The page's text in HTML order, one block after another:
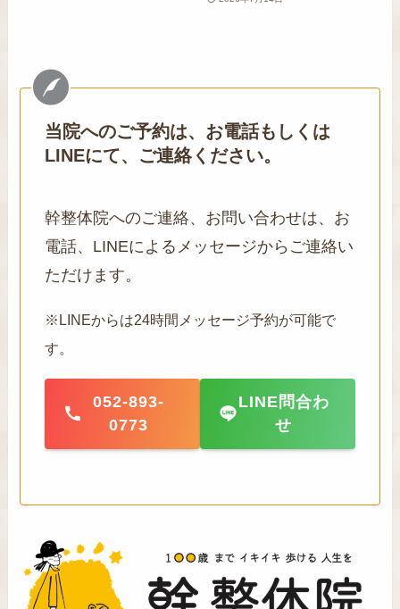
当院へのご予約は、お電話もしくは
LINEにて、ご連絡ください。
幹整体院へのご連絡、お問い合わせは、お
電話、LINEによるメッセージからご連絡い
ただけます。
※LINEからは24時間メッセージ予約が可能で
す。
052-893-
0773
LINE問合わ
せ